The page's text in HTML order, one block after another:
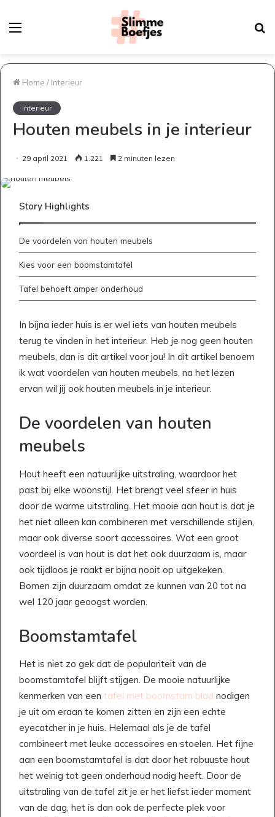
Menu
Home / Interieur
Interieur
Houten meubels in je interieur
29 april 2021 1.221 2 minuten lezen
Story Highlights
De voordelen van houten meubels
Kies voor een boomstamtafel
Tafel behoeft amper onderhoud
In bijna ieder huis is er wel iets van houten meubels
terug te vinden in het interieur. Heb je nog geen houten
meubels, dan is dit artikel voor jou! In dit artikel benoem
ik wat voordelen van houten meubels, na het lezen
ervan wil jij ook houten meubels in je interieur.
De voordelen van houten
meubels
Hout heeft een natuurlijke uitstraling, waardoor het
past bij elke woonstijl. Het brengt veel sfeer in huis
door de warme uitstraling. Het mooie aan hout is dat je
het niet alleen kan combineren met verschillende stijlen,
maar ook diverse soort accessoires. Wat een groot
voordeel is van hout is dat het ook duurzaam is, maar
ook tijdloos je raakt er bijna nooit op uitgekeken.
Bomen zijn duurzaam omdat ze kunnen van 20 tot na
wel 120 jaar geoogst worden.
Boomstamtafel
Het is niet zo gek dat de populariteit van de
boomstamtafel blijft stijgen. De mooie natuurlijke
kenmerken van een tafel met boomstam blad nodigen
je uit om eraan te komen zitten en zijn een echte
eyecatcher in je huis. Helemaal als je de tafel
combineert met leuke accessoires en stoelen. Het fijne
aan een boomstamtafel is dat door het robuuste hout
het weinig tot geen onderhoud nodig heeft. Door de
uitstraling van de tafel zit je er het liefst ieder moment
van de dag, het is dan ook de perfecte plek voor